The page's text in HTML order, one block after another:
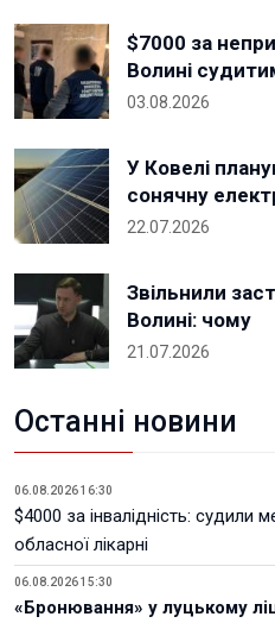
$7000 за
Волині
03.08.2026
У Ковелі
сонячну
22.07.2026
Звільнили
Волині: чому
21.07.2026
Останні новини
06.08.2026 16:30
$4000 за інвалідність: судили
обласної лікарні
06.08.2026 15:30
«Бронювання» у луцькому